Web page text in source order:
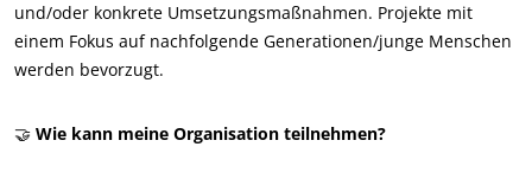
UNSERE GESCHÄFTSBEREICHE
und/oder konkrete Umsetzungsmaßnahmen. Projekte mit
einem Fokus auf nachfolgende Generationen/junge Menschen
werden bevorzugt.
🤝 Wie kann meine Organisation teilnehmen?